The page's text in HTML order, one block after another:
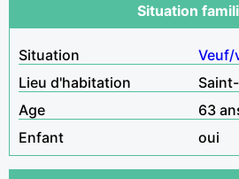
Situation
Situation
Veuf/
Lieu d'habitation
Age
63
Enfant
oui